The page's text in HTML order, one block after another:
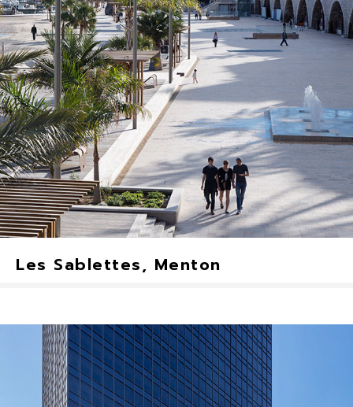
Les Sablettes, Menton